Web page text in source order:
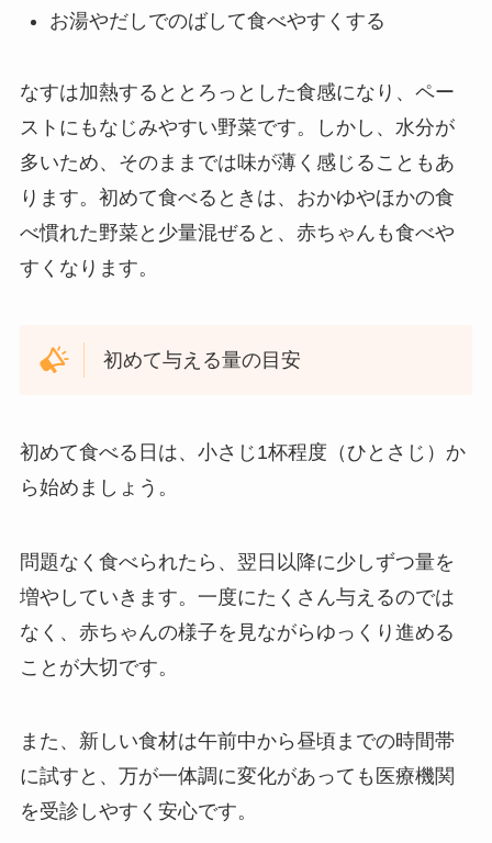
お湯やだしでのばして食べやすくする
なすは加熱するととろっとした食感になり、ペー
ストにもなじみやすい野菜です。しかし、水分が
多いため、そのままでは味が薄く感じることもあ
ります。初めて食べるときは、おかゆやほかの食
べ慣れた野菜と少量混ぜると、赤ちゃんも食べや
すくなります。
初めて与える量の目安
初めて食べる日は、小さじ1杯程度（ひとさじ）か
ら始めましょう。
問題なく食べられたら、翌日以降に少しずつ量を
増やしていきます。一度にたくさん与えるのでは
なく、赤ちゃんの様子を見ながらゆっくり進める
ことが大切です。
また、新しい食材は午前中から昼頃までの時間帯
に試すと、万が一体調に変化があっても医療機関
を受診しやすく安心です。